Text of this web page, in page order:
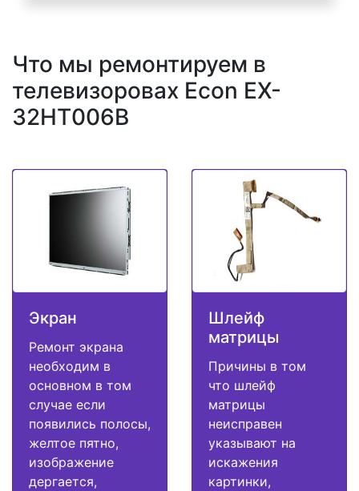
Что мы ремонтируем в
телевизоровах Econ EX-
32HT006B
Экран
Ремонт экрана
необходим в
основном в том
случае если
появились полосы,
желтое пятно,
изображение
дергается,
Шлейф
матрицы
Причины в том
что шлейф
матрицы
неисправен
указывают на
искажения
картинки,